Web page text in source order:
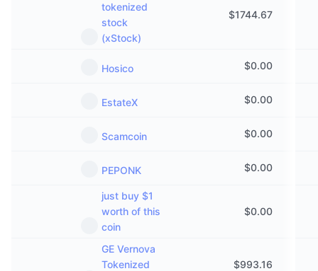
tokenized
stock
(xStock)
$1744.67
Hosico $0.00
EstateX $0.00
Scamcoin $0.00
PEPONK $0.00
just buy $1
worth of this
coin
$0.00
GE Vernova
Tokenized
$993.16